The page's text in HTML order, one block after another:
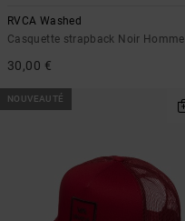
RVCA Washed
Casquette strapback Noir Homme
30,00 €
NOUVEAUTÉ